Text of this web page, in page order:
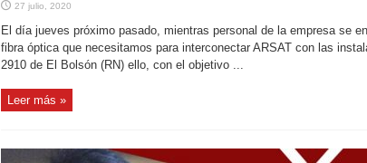
27 julio, 2020
El día jueves próximo pasado, mientras personal de la empresa se
fibra óptica que necesitamos para interconectar ARSAT con las
2910 de El Bolsón (RN) ello, con el objetivo ...
Leer más »